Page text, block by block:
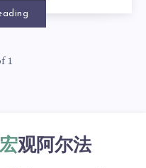
1
宏观阿尔法